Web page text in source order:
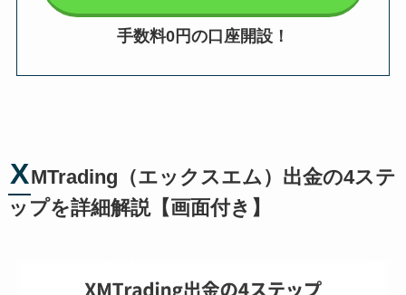
手数料0円の口座開設！
XMTrading（エックスエム）出金の4ステ
ップを詳細解説【画面付き】